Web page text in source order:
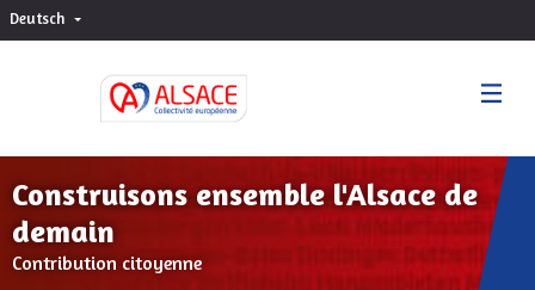
Deutsch Choisir la langue
Construisons ensemble l'Alsace de
demain
Contribution citoyenne